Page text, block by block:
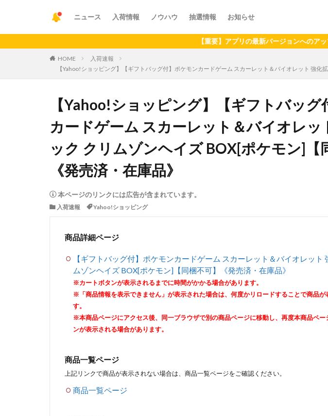
ニュース 入荷情報 ノウハウ 抽選情報 お知らせ
【重要】アプリの最新バージョンへのアップデー
HOME
入荷速報
【Yahoo!ショッピング】【ギフトバッグ付】ポケモンカードゲーム スカーレット＆バイオレット 強
【Yahoo!ショッピング】【ギフトバッグ
カードゲーム スカーレット＆バイオレッ
ック クリムゾンヘイズ BOX[ポケモン]【
《発売済・在庫品》
本ページのリンクには広告が含まれています。
入荷速報 Yahoo!ショッピング
商品詳細ページ
【ギフトバッグ付】ポケモンカードゲーム スカーレット＆バイオレット
ムゾンヘイズ BOX[ポケモン]【同梱不可】《発売済・在庫品》
※カートボタンが表示されるまでに時間がかかる場合があります。
※「商品情報を表示できません」が表示された場合は、何度かリロードすることで商品が
す。
※本商品ページにアクセス後、同一ブラウザで別の商品ページに移動し、再度本商品ペー
ンが表示される場合があります。
商品一覧ページ
上記リンクで商品が表示されない場合は、商品一覧ページをご確認ください。
商品一覧ページ